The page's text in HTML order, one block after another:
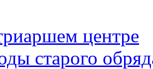
центре
старого